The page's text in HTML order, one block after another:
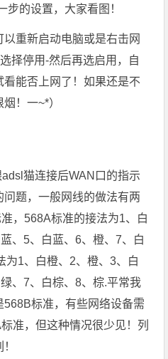
步的设置，大家看图！
重新启动电脑或是右击网
择停用-然后再选启用，自
能否上网了！如果还是不
！一~*）
猫连接后WAN口的指示
题，一般网线的做法有两
，568A标准的接法为1、白
、5、白蓝、6、橙、7、白
为1、白橙、2、橙、3、白
、7、白棕、8、棕.平常我
标准，有些网络设备需
准，但这种情况很少见！列